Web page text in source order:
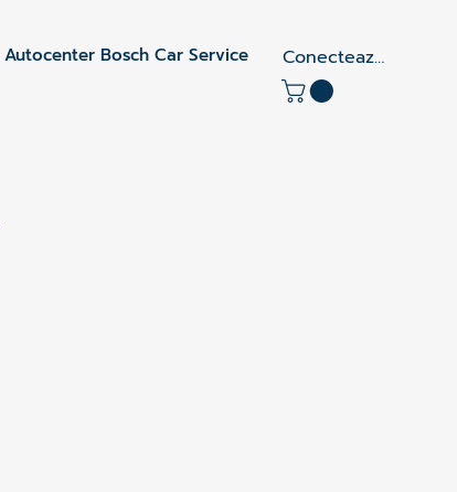
Autocenter Bosch Car Service Conectează-te